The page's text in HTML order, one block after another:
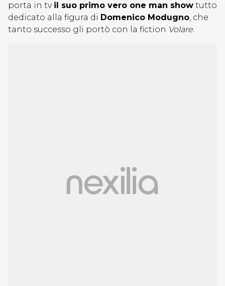
porta in tv il suo primo vero one man show tutto
dedicato alla figura di Domenico Modugno, che
tanto successo gli portò con la fiction Volare.